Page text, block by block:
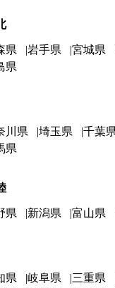
県 岩手県 宮城県
県
川県 埼玉県 千葉
県
県 新潟県 富山県
県 岐阜県 三重県